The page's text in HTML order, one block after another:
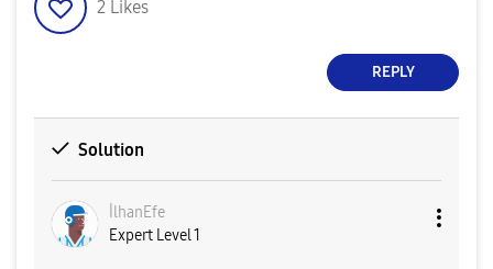
2 Likes
REPLY
Solution
İlhanEfe
Expert Level 1